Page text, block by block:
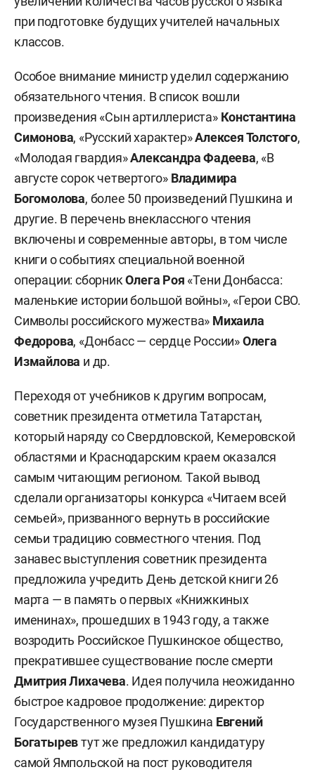
при подготовке будущих учителей начальных
классов.
Особое внимание министр уделил содержанию
обязательного чтения. В список вошли
произведения «Сын артиллериста» Константина
Симонова, «Русский характер»Алексея Толстого,
«Молодая гвардия»Александра Фадеева, «В
августе сорок четвертого» Владимира
Богомолова, более 50 произведений Пушкина и
другие. В перечень внеклассного чтения
включены и современные авторы, в том числе
книги о событиях специальной военной
операции: сборникОлега Роя «Тени Донбасса:
маленькие истории большой войны», «Герои СВО.
Символы российского мужества» Михаила
Федорова, «Донбасс — сердце России»Олега
Измайлова и др.
Переходя от учебников к другим вопросам,
советник президента отметила Татарстан,
который наряду со Свердловской, Кемеровской
областями и Краснодарским краем оказался
самым читающим регионом. Такой вывод
сделали организаторы конкурса «Читаем всей
семьей», призванного вернуть в российские
семьи традицию совместного чтения. Под
занавес выступления советник президента
предложила учредить День детской книги 26
марта — в память о первых «Книжкиных
именинах», прошедших в 1943 году, а также
возродить Российское Пушкинское общество,
прекратившее существование после смерти
Дмитрия Лихачева. Идея получила неожиданно
быстрое кадровое продолжение: директор
Государственного музея Пушкина Евгений
Богатыревтут же предложил кандидатуру
самой Ямпольской на пост руководителя